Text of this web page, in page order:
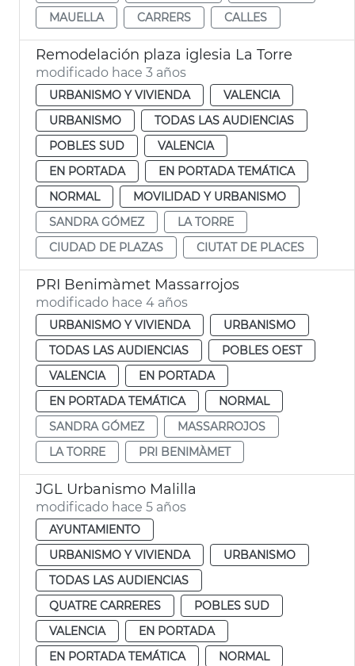
MAUELLA
CARRERS CALLES
Remodelación plaza iglesia La Torre
modificado hace 3 años
URBANISMO Y VIVIENDA
VALENCIA
URBANISMO
TODAS LAS AUDIENCIAS
POBLES SUD
VALENCIA
EN PORTADA
EN PORTADA TEMÁTICA
NORMAL
MOVILIDAD Y URBANISMO
SANDRA GÓMEZ
LA TORRE
CIUDAD DE PLAZAS
CIUTAT DE PLACES
PRI Benimàmet Massarrojos
modificado hace 4 años
URBANISMO Y VIVIENDA
URBANISMO
TODAS LAS AUDIENCIAS
POBLES OEST
VALENCIA
EN PORTADA
EN PORTADA TEMÁTICA
NORMAL
SANDRA GÓMEZ
MASSARROJOS
LA TORRE
PRI BENIMÀMET
JGL Urbanismo Malilla
modificado hace 5 años
AYUNTAMIENTO
URBANISMO Y VIVIENDA
URBANISMO
TODAS LAS AUDIENCIAS
QUATRE CARRERES
POBLES SUD
VALENCIA
EN PORTADA
EN PORTADA TEMÁTICA
NORMAL